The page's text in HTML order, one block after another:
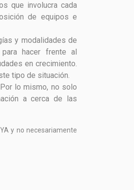
que involucra cada
de equipos e
y modalidades de
hacer frente al
en crecimiento.
tipo de situación.
lo mismo, no solo
a cerca de las
y no necesariamente